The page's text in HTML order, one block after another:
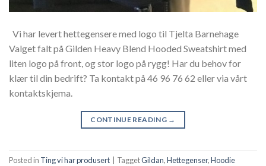
Vi har levert hettegensere med logo til Tjelta Barnehage
Valget falt på Gilden Heavy Blend Hooded Sweatshirt med
liten logo på front, og stor logo på rygg! Har du behov for
klær til din bedrift? Ta kontakt på 46 96 76 62 eller via vårt
kontaktskjema.
CONTINUE READING →
Posted in Ting vi har produsert TaggetGildan,Hettegenser,Hoodie